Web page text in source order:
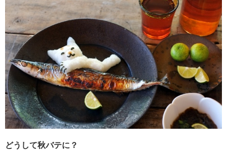
どうして秋バテに？